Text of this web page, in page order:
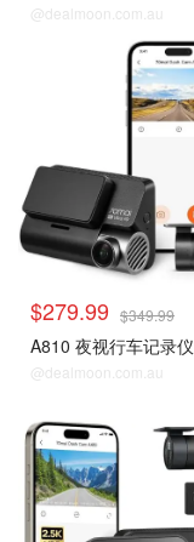
@dealmoon.com.au
$279.99 $349.99
A810 夜视行车记录
@dealmoon.com.au